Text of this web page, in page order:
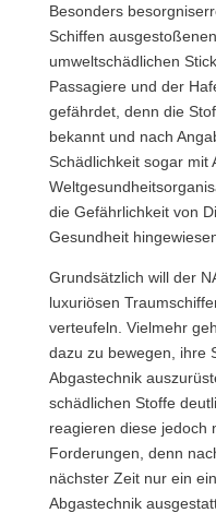
Besonders
Schiffen
umweltschädlichen
Passagiere und der
gefährdet, denn die
bekannt und nach
Schädlichkeit sogar mit
die Gefährlichkeit von
Gesundheit
Grundsätzlich will der
luxuriösen
verteufeln. Vielmehr
dazu zu bewegen, ihre
Abgastechnik
schädlichen Stoffe
reagieren diese jedoch
Forderungen, denn
nächster Zeit nur ein
Abgastechnik